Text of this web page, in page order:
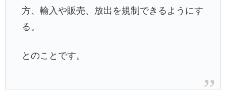
方、輸入や販売、放出を規制できるようにす
る。
とのことです。